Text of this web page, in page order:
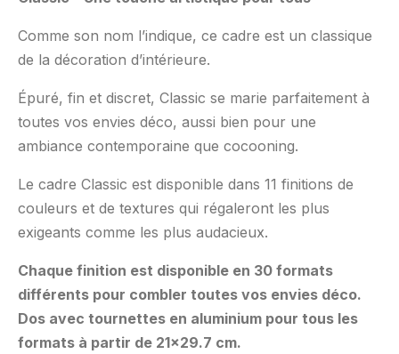
Comme son nom l’indique, ce cadre est un classique
de la décoration d’intérieure.
Épuré, fin et discret, Classic se marie parfaitement à
toutes vos envies déco, aussi bien pour une
ambiance contemporaine que cocooning.
Le cadre Classic est disponible dans 11 finitions de
couleurs et de textures qui régaleront les plus
exigeants comme les plus audacieux.
Chaque finition est disponible en 30 formats
différents pour combler toutes vos envies déco.
Dos avec tournettes en aluminium pour tous les
formats à partir de 21×29.7 cm.